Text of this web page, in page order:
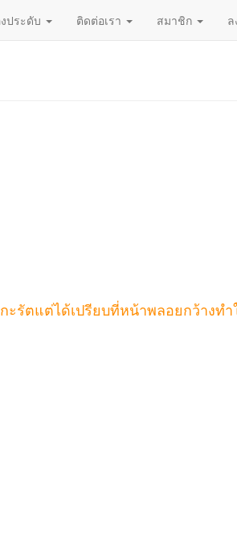
ประดับ ติดต่อเรา สมาชิก
ะรัตแต่ได้เปรียบที่หน้าพลอยกว้าง